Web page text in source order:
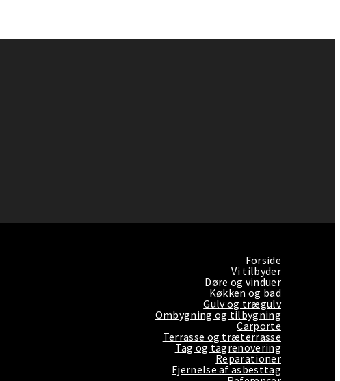
Forside
Vi tilbyder
Døre og vinduer
Køkken og bad
Gulv og trægulv
Ombygning og tilbygning
Carporte
Terrasse og træterrasse
Tag og tagrenovering
Reparationer
Fjernelse af asbesttag